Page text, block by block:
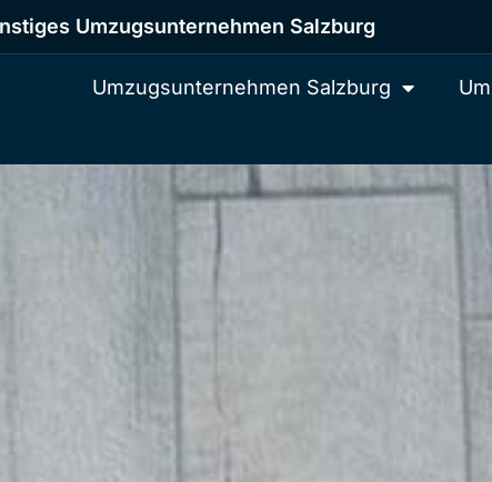
Umzugsunternehmen Salzburg
Umzugsunternehmen Salzburg